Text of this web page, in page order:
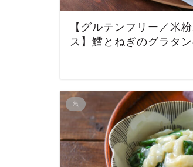
【グルテンフリー／米
ス】鱈とねぎのグラタ
魚